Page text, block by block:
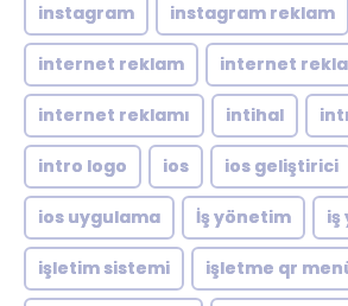
instagram instagram reklam
internet reklam internet
internet reklamı intihal
intro logo ios ios geliştirici
ios uygulama İş yönetim iş
işletim sistemi işletme qr